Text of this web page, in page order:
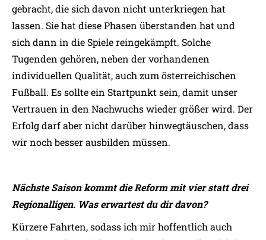
gebracht, die sich davon nicht unterkriegen hat
lassen. Sie hat diese Phasen überstanden hat und
sich dann in die Spiele reingekämpft. Solche
Tugenden gehören, neben der vorhandenen
individuellen Qualität, auch zum österreichischen
Fußball. Es sollte ein Startpunkt sein, damit unser
Vertrauen in den Nachwuchs wieder größer wird. Der
Erfolg darf aber nicht darüber hinwegtäuschen, dass
wir noch besser ausbilden müssen.
Nächste Saison kommt die Reform mit vier statt drei
Regionalligen. Was erwartest du dir davon?
Kürzere Fahrten, sodass ich mir hoffentlich auch